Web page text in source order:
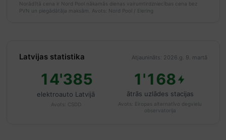
Norādītā cena ir Nord Pool nākamās dienas vairumtirdzniecības cena bez
PVN un piegādātāja maksām.
Avots: Nord Pool / Elering
Latvijas statistika Atjaunināts: 2026.g. 9. martā
14'385
elektroauto Latvijā
Avots: CSDD
1'168
ātrās uzlādes stacijas
Avots:
Eiropas alternatīvo degvielu
observatorija